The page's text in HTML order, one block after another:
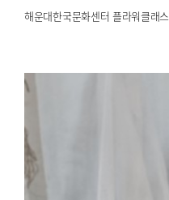
해운대한국문화센터 플라워클래스